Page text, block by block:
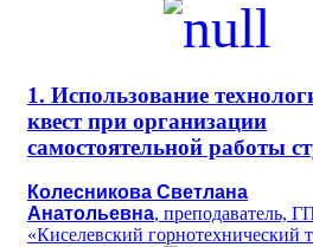
1. Использование
квест при организации
самостоятельной работы
Колесникова Светлана
Анатольевна, преподаватель,
«Киселевский горнотехнический